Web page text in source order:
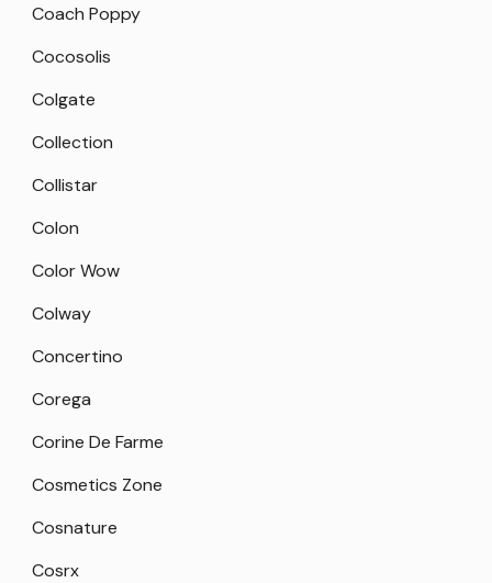
Coach Poppy
Cocosolis
Colgate
Collection
Collistar
Colon
Color Wow
Colway
Concertino
Corega
Corine De Farme
Cosmetics Zone
Cosnature
Cosrx